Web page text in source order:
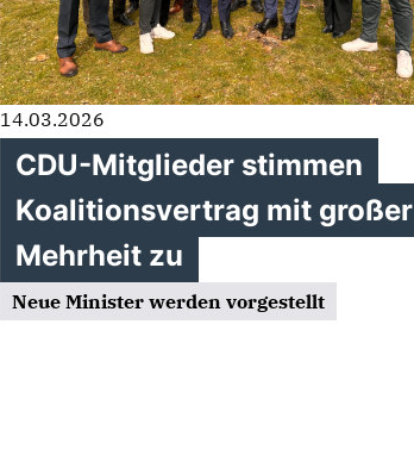
14.03.2026
CDU-Mitglieder stimmen
Koalitionsvertrag mit großer
Mehrheit zu
Neue Minister werden vorgestellt